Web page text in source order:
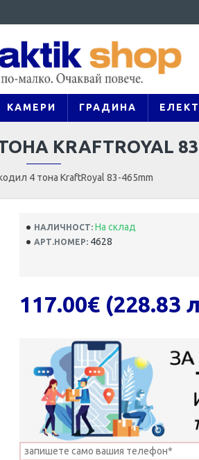
КАМЕРИ ГРАДИНА
4 тона KraftRoyal 83-465mm
KRAFTROYAL
НАЛИЧНОСТ: На склад
АРТ.НОМЕР: 4628
117.00€ (228.83